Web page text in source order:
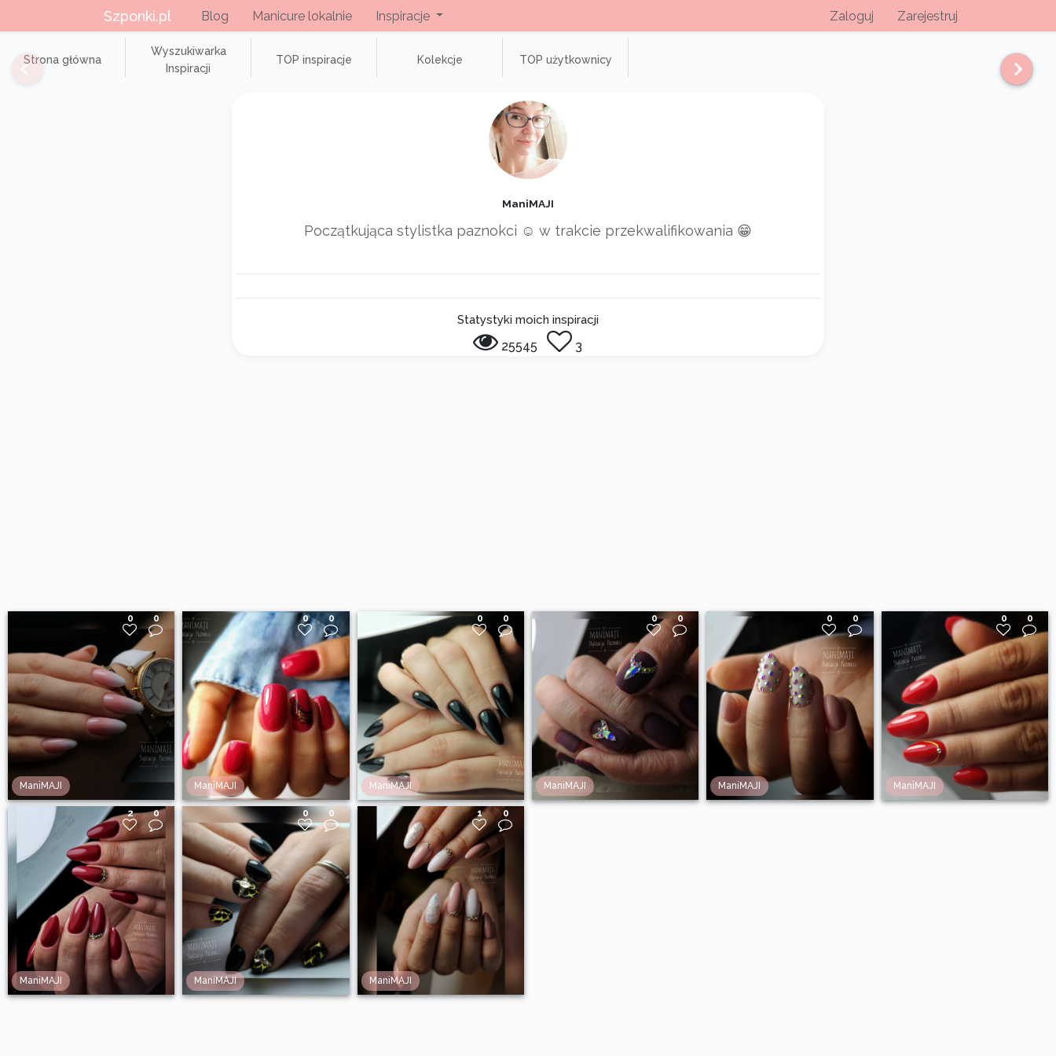
Szponki.pl Blog Manicure lokalnie Inspiracje Zaloguj Zarejestruj
Strona główna
Wyszukiwarka
Inspiracji
TOP inspiracje Kolekcje TOP użytkownicy
ManiMAJI
Początkująca stylistka paznokci ☺️ w trakcie przekwalifikowania 😁
Statystyki moich inspiracji
25545 3
0 0
ManiMAJI
0 0
ManiMAJI
0 0
ManiMAJI
0 0
ManiMAJI
0 0
ManiMAJI
0 0
ManiMAJI
2 0
ManiMAJI
0 0
ManiMAJI
1 0
ManiMAJI